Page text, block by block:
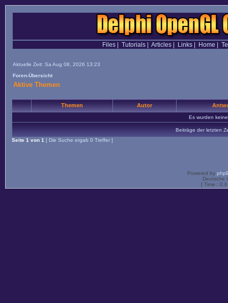
Files| Tutorials| Articles| Links| Home
Aktuelle Zeit: Sa Aug 08, 2026 13:23
Foren-Übersicht
Aktive Themen
Themen Autor
Es wurden
Beiträge der letzten
Seite 1 von 1 [ Die Suche ergab 0 Treffer ]
Powered by
Deutsche
[ Time :